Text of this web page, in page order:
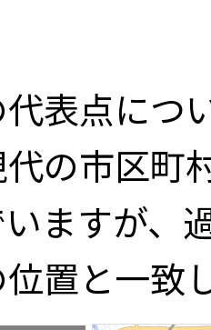
表点につ
の市区町
ますが、
置と一致